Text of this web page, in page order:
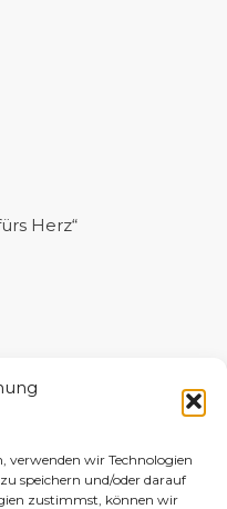
verwenden wir Technologien
speichern und/oder darauf
zustimmst, können wir
Herz“